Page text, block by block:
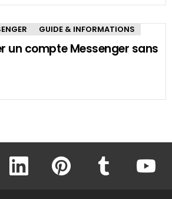
GUIDE & INFORMATIONS
un compte Messenger sans
linkedin pinterest